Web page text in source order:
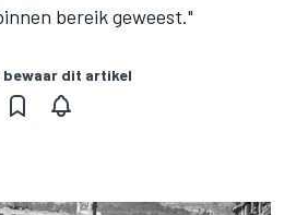
bereik geweest."
bewaar dit artikel